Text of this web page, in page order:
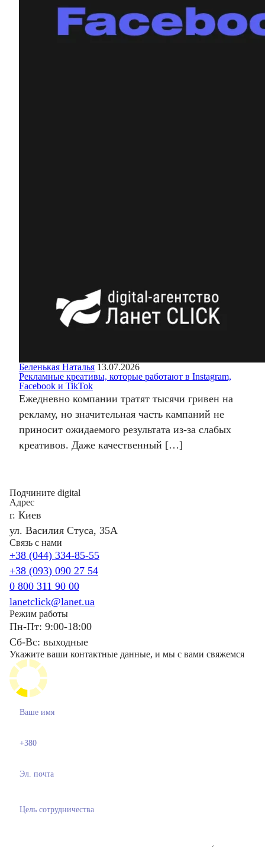
Беленькая Наталья 13.07.2026
Рекламные креативы, которые работают в Instagram,
Facebook и TikTok
Ежедневно компании тратят тысячи гривен на
рекламу, но значительная часть кампаний не
приносит ожидаемого результата из-за слабых
креативов. Даже качественный […]
Подчините digital
Адрес
г. Киев
ул. Василия Стуса, 35А
Связь с нами
+38 (044) 334-85-55
+38 (093) 090 27 54
0 800 311 90 00
lanetclick@lanet.ua
Режим работы
Пн-Пт: 9:00-18:00
Сб-Вс: выходные
Укажите ваши контактные данные, и мы с вами свяжемся